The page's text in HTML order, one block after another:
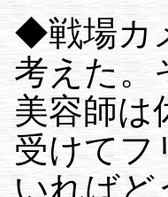
◆戦場カ
考えた。
美容師は
受けてフ
いればど